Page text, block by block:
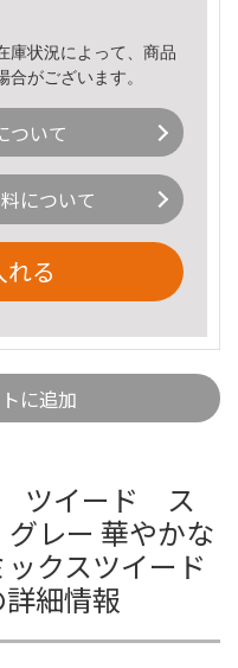
庫状況によって、商品
がございます。
ついて
について
る
に追加
ツイード ス
レー 華やかな
クスツイード
細情報